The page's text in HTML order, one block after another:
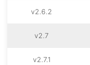
v2.6.2
v2.7
v2.7.1